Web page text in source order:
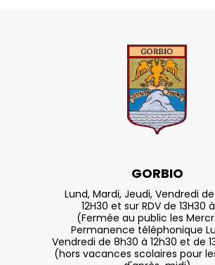
GORBIO
Lund, Mardi, Jeudi, Vendredi
12H30 et sur RDV de 13H30 à
(Fermée au public les
Permanence téléphonique
Vendredi de 8h30 à 12h30 et de
(hors vacances scolaires pour